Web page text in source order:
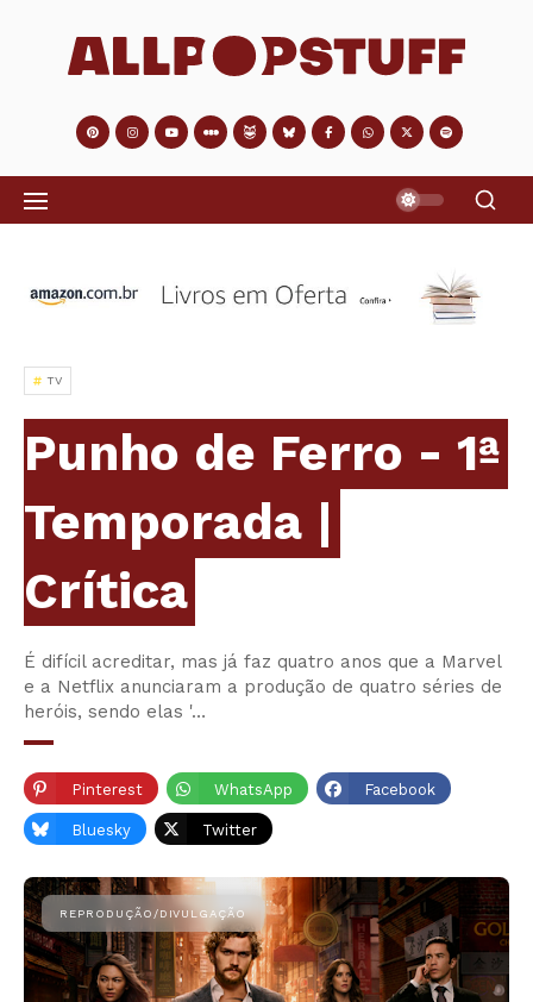
TV
Punho de Ferro - 1ª
Temporada |
Crítica
É difícil acreditar, mas já faz quatro anos que a Marvel
e a Netflix anunciaram a produção de quatro séries de
heróis, sendo elas '…
Pinterest WhatsApp Facebook
Bluesky Twitter